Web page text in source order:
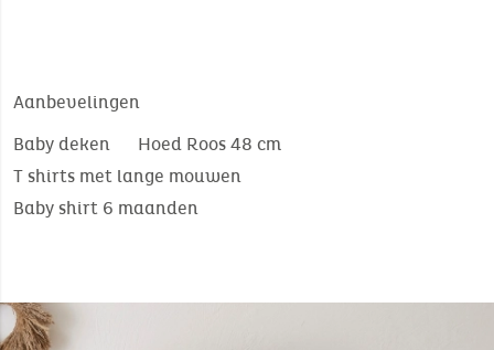
Aanbevelingen
Baby deken
Hoed Roos 48 cm
T shirts met lange mouwen
Baby shirt 6 maanden